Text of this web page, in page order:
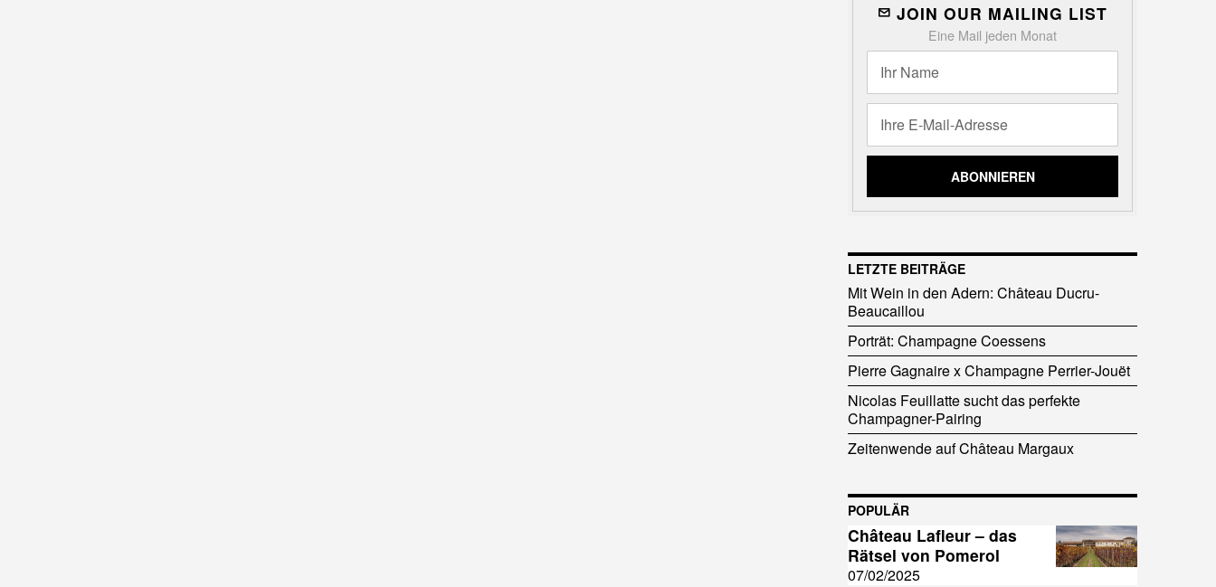
JOIN OUR MAILING LIST
Eine Mail jeden Monat
LETZTE BEITRÄGE
Mit Wein in den Adern: Château Ducru-
Beaucaillou
Porträt: Champagne Coessens
Pierre Gagnaire x Champagne Perrier-Jouët
Nicolas Feuillatte sucht das perfekte
Champagner-Pairing
Zeitenwende auf Château Margaux
POPULÄR
Château Lafleur – das
Rätsel von Pomerol
07/02/2025